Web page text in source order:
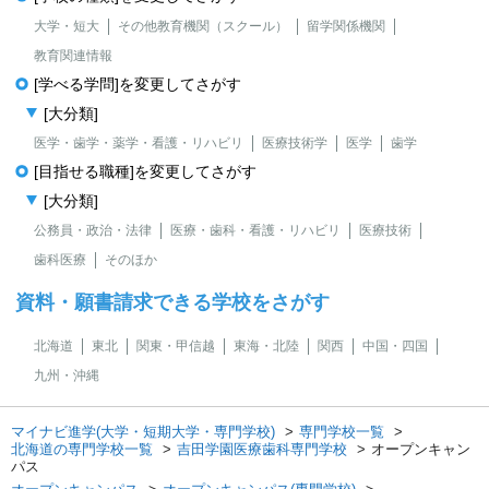
大学・短大 その他教育機関（スクール）
留学関係機関
教育関連情報
[学べる学問]を変更してさがす
[大分類]
医学・歯学・薬学・看護・リハビリ 医療技術学 医学 歯学
[目指せる職種]を変更してさがす
[大分類]
公務員・政治・法律 医療・歯科・看護・リハビリ
医療技術
歯科医療
そのほか
資料・願書請求できる学校をさがす
北海道 東北 関東・甲信越 東海・北陸 関西
中国・四国
九州・沖縄
マイナビ進学(大学・短期大学・専門学校)
専門学校一覧
北海道の専門学校一覧
吉田学園医療歯科専門学校
オープンキャン
パス